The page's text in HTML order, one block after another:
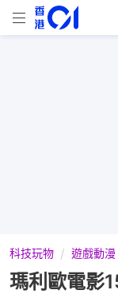
科技玩物 遊戲動漫
瑪利歐電影